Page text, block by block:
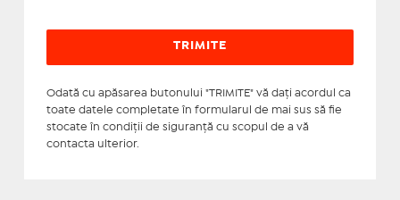
Odată cu apăsarea butonului "TRIMITE" vă daţi acordul ca
toate datele completate în formularul de mai sus să fie
stocate în condiţii de siguranţă cu scopul de a vă
contacta ulterior.